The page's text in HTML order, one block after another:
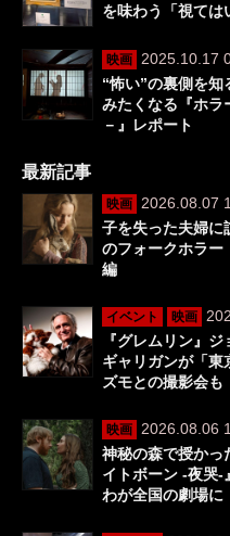
を味わう「視ては
映画
2025.10.17
“怖い”の裏側を
みたくなる『ホラ
－』レポート
最新記事
映画
2026.08.07
子を失った夫婦
のフォークホラー
編
イベント 映画
『グレムリン』
ギャリガンが「
ズモとの撮影会も
映画
2026.08.06
神秘の森で授かっ
イトボーン -夜哭
わが全国の劇場に